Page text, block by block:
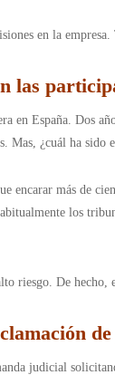
en la
las
España. Dos
Mas, ¿cuál ha sido
encarar más de
los
riesgo. De
judicial